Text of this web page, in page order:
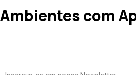
Ambientes com